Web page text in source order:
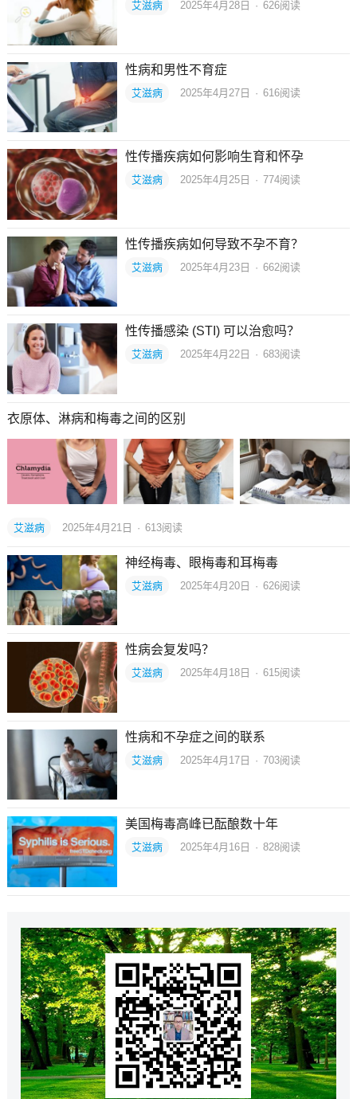
艾滋病 2025年4月28日 · 626阅读
性病和男性不育症
艾滋病 2025年4月27日 · 616阅读
性传播疾病如何影响生育和怀孕
艾滋病 2025年4月25日 · 774阅读
性传播疾病如何导致不孕不育？
艾滋病 2025年4月23日 · 662阅读
性传播感染 (STI) 可以治愈吗？
艾滋病 2025年4月22日 · 683阅读
衣原体、淋病和梅毒之间的区别
艾滋病 2025年4月21日 · 613阅读
神经梅毒、眼梅毒和耳梅毒
艾滋病 2025年4月20日 · 626阅读
性病会复发吗？
艾滋病 2025年4月18日 · 615阅读
性病和不孕症之间的联系
艾滋病 2025年4月17日 · 703阅读
美国梅毒高峰已酝酿数十年
艾滋病 2025年4月16日 · 828阅读